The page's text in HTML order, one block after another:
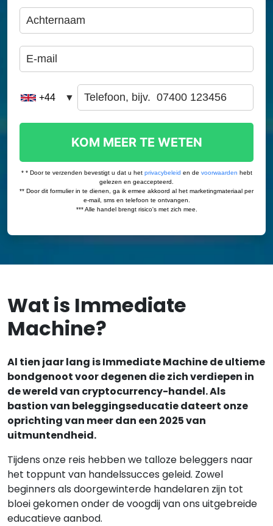
Wat is Immediate
Machine?
Al tien jaar lang is Immediate Machine de ultieme
bondgenoot voor degenen die zich verdiepen in
de wereld van cryptocurrency-handel. Als
bastion van beleggingseducatie dateert onze
oprichting van meer dan een 2025 van
uitmuntendheid.
Tijdens onze reis hebben we talloze beleggers naar
het toppunt van handelssucces geleid. Zowel
beginners als doorgewinterde handelaren zijn tot
bloei gekomen onder de voogdij van ons uitgebreide
educatieve aanbod.